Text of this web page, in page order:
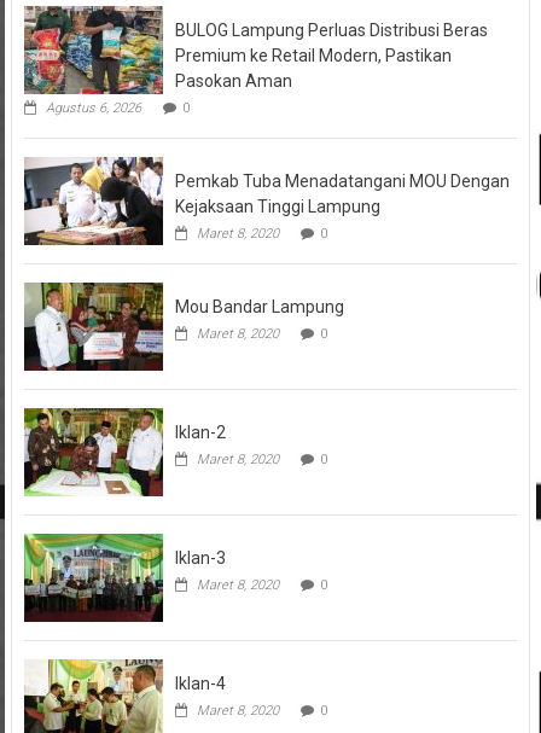
BULOG Lampung Perluas Distribusi Beras
Premium ke Retail Modern, Pastikan
Pasokan Aman
Agustus 6, 2026 0
Pemkab Tuba Menadatangani MOU Dengan
Kejaksaan Tinggi Lampung
Maret 8, 2020 0
Mou Bandar Lampung
Maret 8, 2020 0
Iklan-2
Maret 8, 2020 0
Iklan-3
Maret 8, 2020 0
Iklan-4
Maret 8, 2020 0